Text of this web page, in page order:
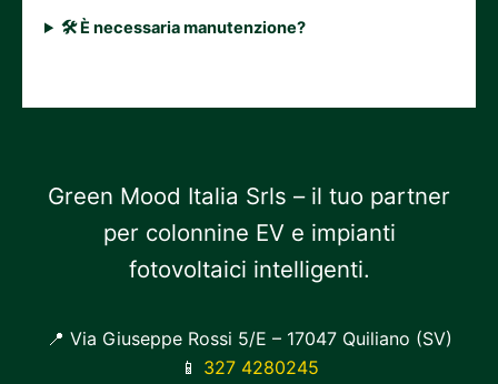
🛠 È necessaria manutenzione?
Green Mood Italia Srls – il tuo partner
per colonnine EV e impianti
fotovoltaici intelligenti.
📍 Via Giuseppe Rossi 5/E – 17047 Quiliano (SV)
📱 327 4280245